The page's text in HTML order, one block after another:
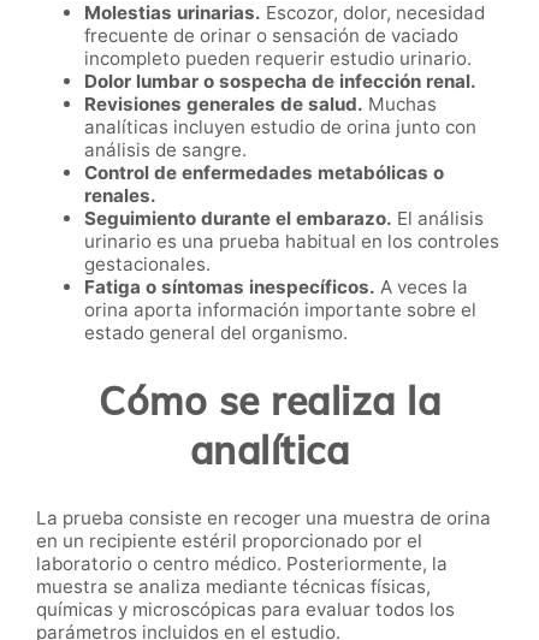
Molestias urinarias. Escozor, dolor, necesidad
frecuente de orinar o sensación de vaciado
incompleto pueden requerir estudio urinario.
Dolor lumbar o sospecha de infección renal.
Revisiones generales de salud. Muchas
analíticas incluyen estudio de orina junto con
análisis de sangre.
Control de enfermedades metabólicas o
renales.
Seguimiento durante el embarazo. El análisis
urinario es una prueba habitual en los controles
gestacionales.
Fatiga o síntomas inespecíficos. A veces la
orina aporta información importante sobre el
estado general del organismo.
Cómo se realiza la
analítica
La prueba consiste en recoger una muestra de orina
en un recipiente estéril proporcionado por el
laboratorio o centro médico. Posteriormente, la
muestra se analiza mediante técnicas físicas,
químicas y microscópicas para evaluar todos los
parámetros incluidos en el estudio.